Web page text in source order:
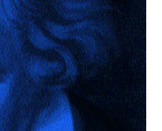
BUSCAR
LISTA DE LIBROS